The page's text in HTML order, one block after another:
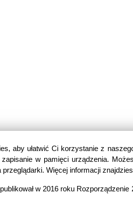
aby ułatwić Ci korzystanie z
w pamięci urządzenia.
przeglądarki. Więcej informacji
w 2016 roku